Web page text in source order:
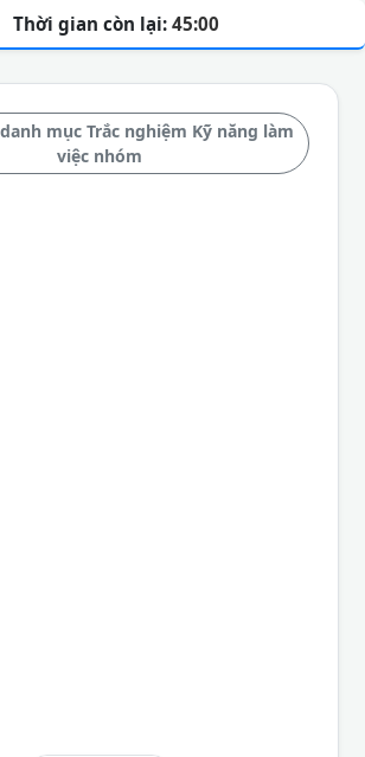
mục Trắc nghiệm Kỹ năng làm
việc nhóm
Thời gian còn lại: 45:00